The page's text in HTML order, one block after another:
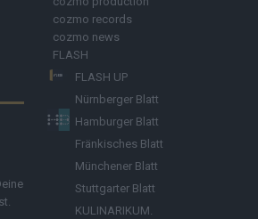
cozmo records
cozmo news
FLASH
FLASH UP
Nürnberger Blatt
Hamburger Blatt
Fränkisches Blatt
Münchener Blatt
Stuttgarter Blatt
KULINARIKUM.